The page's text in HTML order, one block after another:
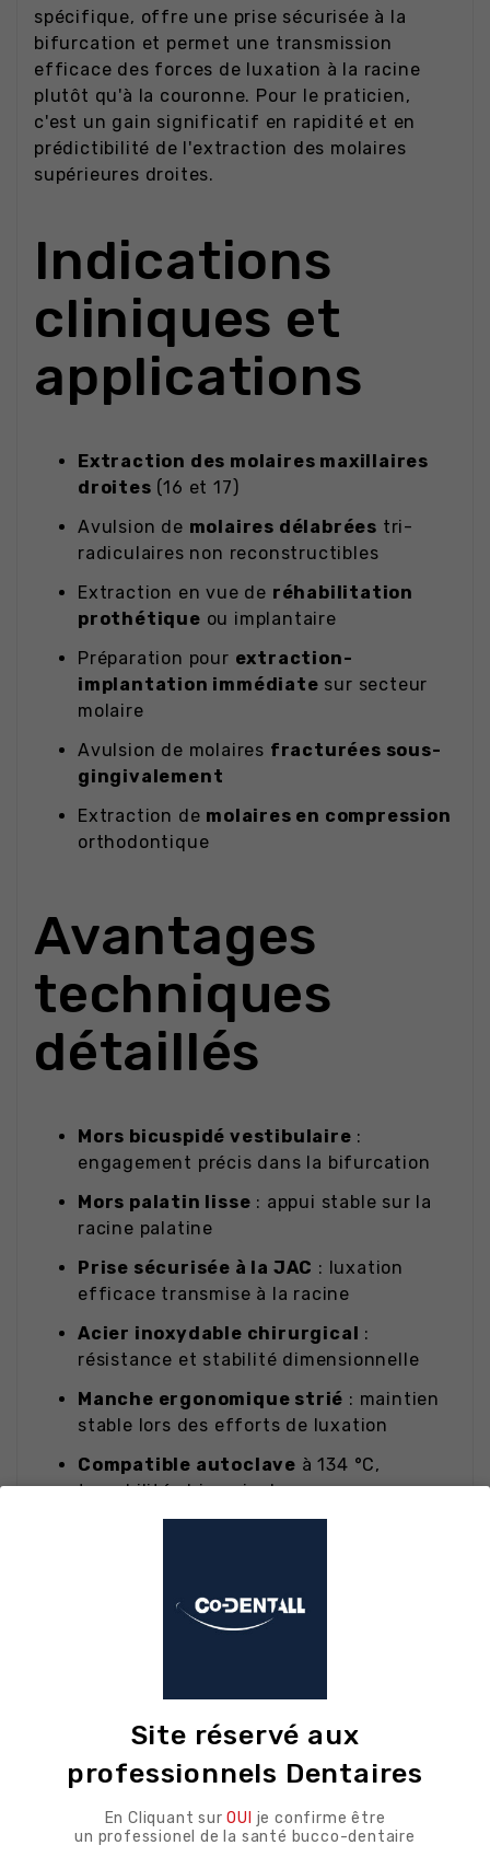
spécifique, offre une prise sécurisée à la
bifurcation et permet une transmission
efficace des forces de luxation à la racine
plutôt qu'à la couronne. Pour le praticien,
c'est un gain significatif en rapidité et en
prédictibilité de l'extraction des molaires
supérieures droites.
Indications
cliniques et
applications
Extraction des molaires maxillaires
droites (16 et 17)
Avulsion de molaires délabrées tri-
radiculaires non reconstructibles
Extraction en vue de réhabilitation
prothétique ou implantaire
Préparation pour extraction-
implantation immédiate sur secteur
molaire
Avulsion de molaires fracturées sous-
gingivalement
Extraction de molaires en compression
orthodontique
Avantages
techniques
détaillés
Mors bicuspidé vestibulaire :
engagement précis dans la bifurcation
Mors palatin lisse : appui stable sur la
racine palatine
Prise sécurisée à la JAC : luxation
efficace transmise à la racine
Acier inoxydable chirurgical :
résistance et stabilité dimensionnelle
Manche ergonomique strié : maintien
stable lors des efforts de luxation
Compatible autoclave à 134 °C,
traçabilité chirurgicale
Conseils
d'utilisation au
fauteuil
chirurgical
Réalisez un syndesmotome préalable pour
Site réservé aux
professionnels Dentaires
En Cliquant surOUI je confirme être
un professionel de la santé bucco-dentaire